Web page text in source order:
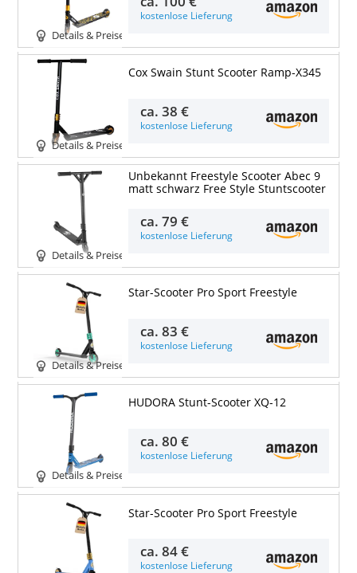
Details & Preise
kostenlose Lieferung
Details & Preise
Cox Swain Stunt Scooter Ramp-X345
ca.38 €
kostenlose Lieferung
Details & Preise
Unbekannt Freestyle Scooter Abec 9
matt schwarz Free Style Stuntscooter
ca.79 €
kostenlose Lieferung
Details & Preise
Star-Scooter Pro Sport Freestyle
ca.83 €
kostenlose Lieferung
Details & Preise
HUDORA Stunt-Scooter XQ-12
ca.80 €
kostenlose Lieferung
Star-Scooter Pro Sport Freestyle
ca.84 €
kostenlose Lieferung